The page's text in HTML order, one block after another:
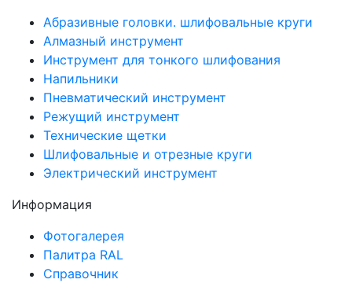
Абразивные головки. шлифовальные круги
Алмазный инструмент
Инструмент для тонкого шлифования
Напильники
Пневматический инструмент
Режущий инструмент
Технические щетки
Шлифовальные и отрезные круги
Электрический инструмент
Информация
Фотогалерея
Палитра RAL
Справочник